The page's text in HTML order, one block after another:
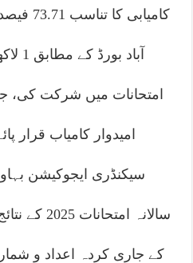
امیدوار کامیاب قرار
سیکنڈری ایجوکیشن
سالانہ